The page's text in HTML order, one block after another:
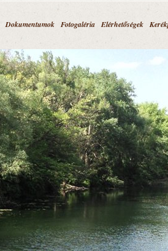
Dokumentumok Fotogaléria Elérhetőségek